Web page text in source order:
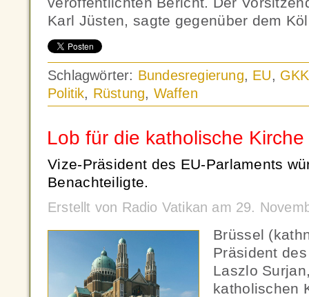
Karl Jüsten, sagte gegenüber dem
Schlagwörter: Bundesregierung, EU,
Politik, Rüstung, Waffen
Lob für die katholische Kirche
Vize-Präsident des EU-Parlaments
Benachteiligte.
Erstellt von Radio Vatikan am 29.
Brüssel
Präsident
Laszlo
katholischen